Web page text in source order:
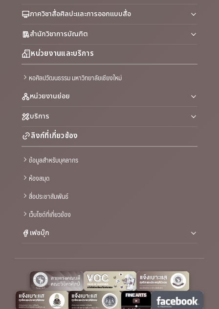
ภาควิชาสื่อศิลปะและการออกแบบสื่อ
สำนักวิชาการบัณฑิต
หน่วยงานและบริการ
หอศิลปวัฒนธรรม มหาวิทยาลัยเชียงใหม่
หน่วยงานย่อย
บริการ
ลิงก์ที่เกี่ยวข้อง
ข้อมูลสำหรับบุคลากร
ห้องสมุด
สื่อประชาสัมพันธ์
เว็บไซต์ที่เกี่ยวข้อง
เฟซบุ๊ก